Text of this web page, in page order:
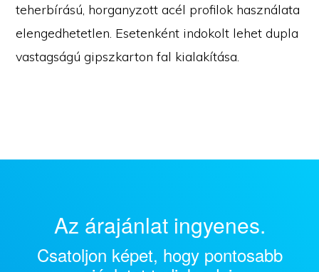
teherbírású, horganyzott acél profilok használata
elengedhetetlen. Esetenként indokolt lehet dupla
vastagságú gipszkarton fal kialakítása.
Az árajánlat ingyenes.
Csatoljon képet, hogy pontosabb